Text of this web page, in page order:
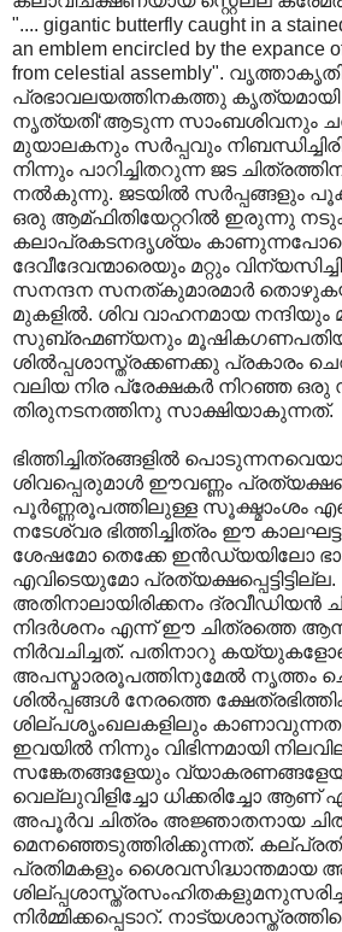
".... gigantic butterfly caught in a
an emblem encircled by the expance
from celestial assembly".
പ്രഭാവലയത്തിനകത്തു കൃത്യമായി
നൃത്യതി‘ആടുന്ന സാംബശിവനും
മുയാലകനും സര്‍പ്പവും
നിന്നും പാറിച്ചിതറുന്ന ജട
നല്‍കുന്നു. ജടയില്‍ സര്‍പ്പങ്ങളും
ഒരു ആമ്ഫിതിയേറ്ററില്‍ ഇരുന്നു
കലാപ്രകടനദൃശ്യം
ദേവീദേവന്മാരെയും മറ്റും
സനന്ദന സനത്കുമാരമാര്‍
മുകളില്‍. ശിവ വാഹനമായ നന്ദിയും
സുബ്രഹ്മണ്യനും
ശില്‍പ്പശാസ്ത്രക്കണക്കു പ്രകാരം
വലിയ നിര പ്രേക്ഷകര്‍ നിറഞ്ഞ
തിരുനടനത്തിനു സാക്ഷിയാകുന്നത്.
ഭിത്തിച്ചിത്രങ്ങളില്‍
ശിവപ്പെരുമാള്‍‍ ഈവണ്ണം
പൂര്‍ണ്ണരൂപത്തിലുള്ള സൂക്ഷ്മാംശം
നടേശ്വര ഭിത്തിച്ചിത്രം ഈ
ശേഷമോ തെക്കേ ഇന്‍ഡ്യയിലോ
എവിടെയുമോ പ്രത്യക്ഷപ്പെട്ടിട്ടില്ല.
അതിനാലായിരിക്കനം
നിദര്‍ശനം എന്ന് ഈ ചിത്രത്തെ
നിര്‍വചിച്ചത്. പതിനാറു
അപസ്മാരരൂപത്തിനുമേല്‍ നൃത്തം
ശില്‍പ്പങ്ങള്‍ നേരത്തെ
ശില്പശൃംഖലകളിലും
ഇവയില്‍ നിന്നും വിഭിന്നമായി
സങ്കേതങ്ങളേയും
വെല്ലുവിളിച്ചോ ധിക്കരിച്ചോ
അപൂര്‍വ ചിത്രം അജ്ഞാതനായ
മെനഞ്ഞെടുത്തിരിക്കുന്നത്.
പ്രതിമകളും ശൈവസിദ്ധാന്തമായ
നിര്‍മ്മിക്കപ്പെടാറ്.